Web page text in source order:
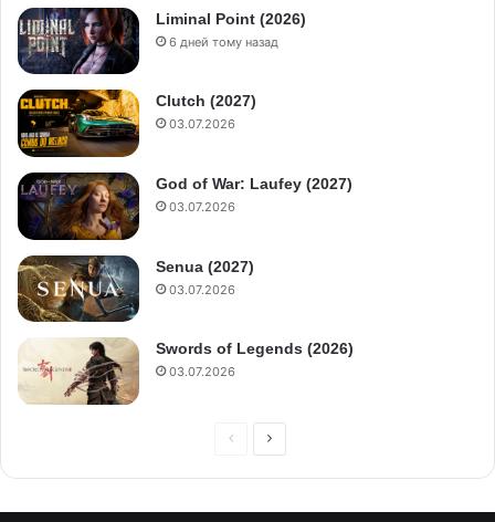
Liminal Point (2026)
6 дней тому назад
Clutch (2027)
03.07.2026
God of War: Laufey (2027)
03.07.2026
Senua (2027)
03.07.2026
Swords of Legends (2026)
03.07.2026